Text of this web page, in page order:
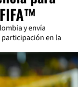
y envía
en la